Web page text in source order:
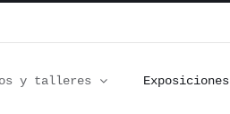
y talleres Exposiciones